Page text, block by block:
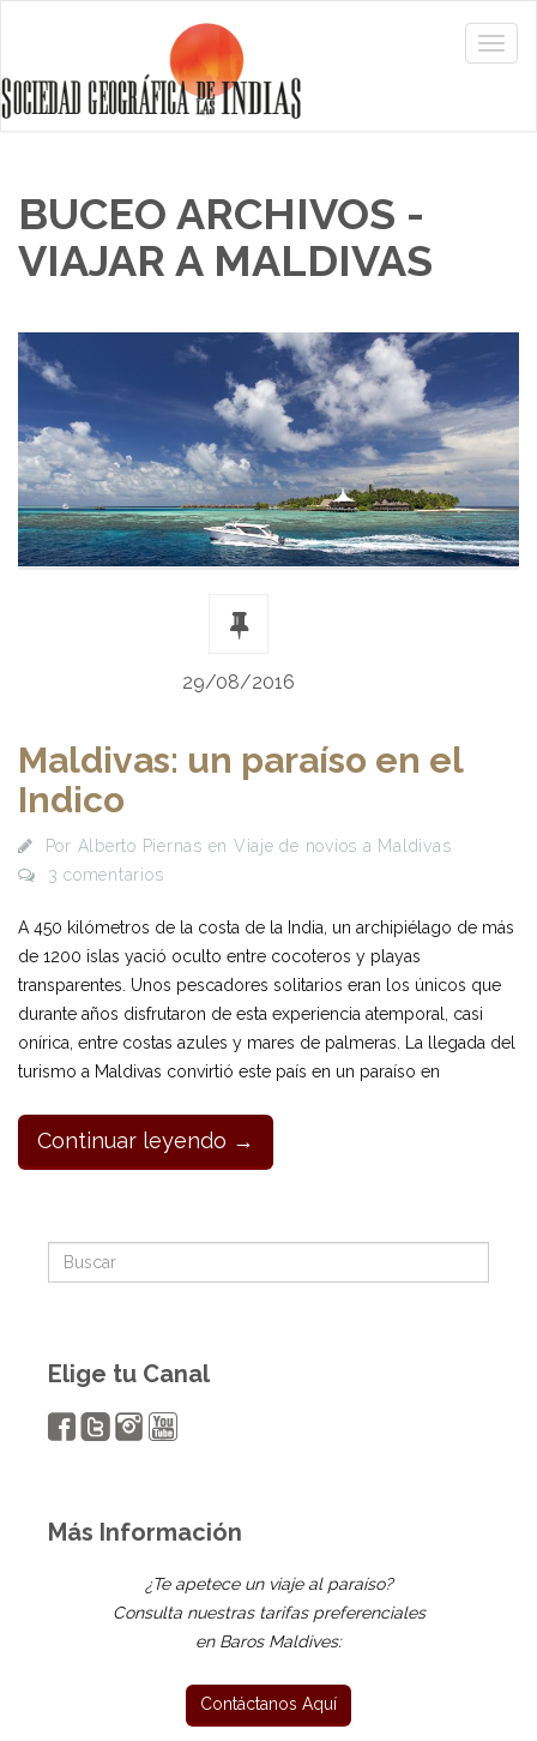
BUCEO ARCHIVOS -
VIAJAR A MALDIVAS
29/08/2016
Maldivas: un paraíso en el
Indico
Por Alberto Piernas en Viaje de novios a Maldivas
3 comentarios
A 450 kilómetros de la costa de la India, un archipiélago de más
de 1200 islas yació oculto entre cocoteros y playas
transparentes. Unos pescadores solitarios eran los únicos que
durante años disfrutaron de esta experiencia atemporal, casi
onírica, entre costas azules y mares de palmeras. La llegada del
turismo a Maldivas convirtió este país en un paraíso en
Continuar leyendo →
Elige tu Canal
Más Información
¿Te apetece un viaje al paraíso?
Consulta nuestras tarifas preferenciales
en Baros Maldives: